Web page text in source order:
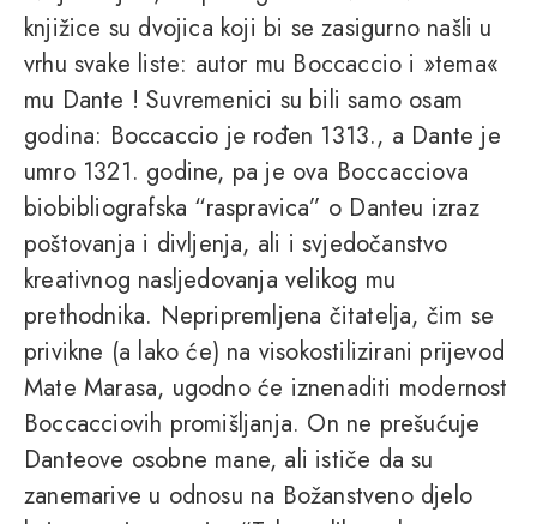
knjižice su dvojica koji bi se zasigurno našli u
vrhu svake liste: autor mu Boccaccio i »tema«
mu Dante ! Suvremenici su bili samo osam
godina: Boccaccio je rođen 1313., a Dante je
umro 1321. godine, pa je ova Boccacciova
biobibliografska “raspravica” o Danteu izraz
poštovanja i divljenja, ali i svjedočanstvo
kreativnog nasljedovanja velikog mu
prethodnika. Nepripremljena čitatelja, čim se
privikne (a lako će) na visokostilizirani prijevod
Mate Marasa, ugodno će iznenaditi modernost
Boccacciovih promišljanja. On ne prešućuje
Danteove osobne mane, ali ističe da su
zanemarive u odnosu na Božanstveno djelo